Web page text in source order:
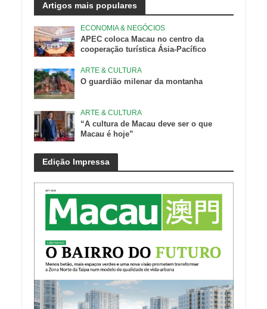
Artigos mais populares
ECONOMIA & NEGÓCIOS
APEC coloca Macau no centro da
cooperação turística Ásia-Pacífico
ARTE & CULTURA
O guardião milenar da montanha
ARTE & CULTURA
“A cultura de Macau deve ser o que
Macau é hoje”
Edição Impressa